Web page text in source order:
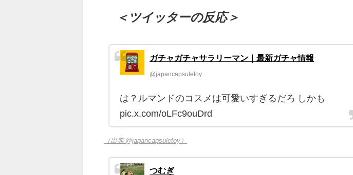
＜ツイッターの反応＞
ガチャガチャサラリーマン｜最新ガチャ情報
@japancapsuletoy
は？ルマンドのコスメは可愛いすぎるだろ しかも
pic.x.com/oLFc9ouDrd
（出典 @japancapsuletoy）
つむぎ